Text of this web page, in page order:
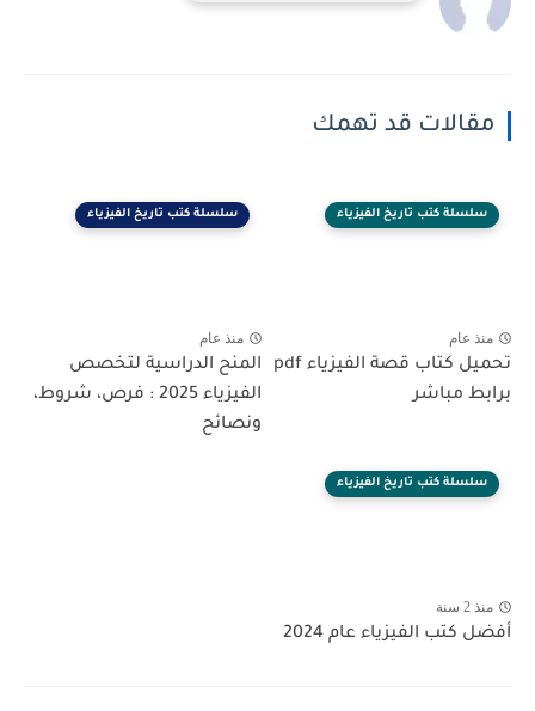
مقالات قد تهمك
سلسلة كتب تاريخ الفيزياء
منذ عام
تحميل كتاب قصة الفيزياء pdf
برابط مباشر
سلسلة كتب تاريخ الفيزياء
منذ عام
المنح الدراسية لتخصص
الفيزياء 2025 : فرص، شروط،
ونصائح
سلسلة كتب تاريخ الفيزياء
منذ 2 سنة
أفضل كتب الفيزياء عام 2024